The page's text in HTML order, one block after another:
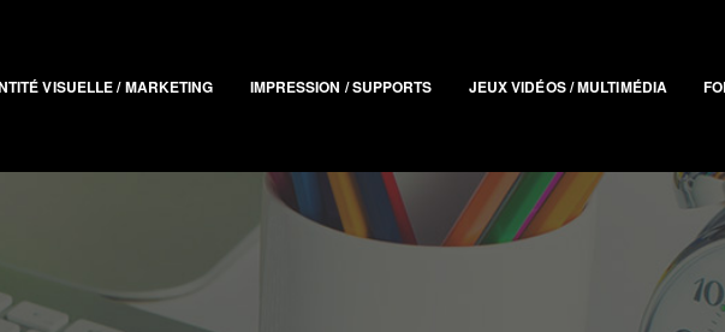
VISUELLE / MARKETING IMPRESSION / SUPPORTS JEUX VIDÉOS / MULTIMÉDIA